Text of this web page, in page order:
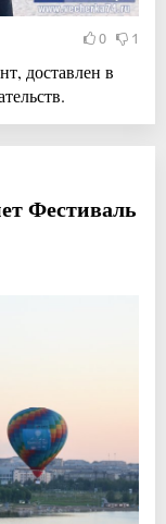
0 1
доставлен в
Фестиваль